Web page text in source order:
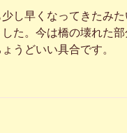
し早くなってきたみ
た。今は橋の壊れた
うどいい具合です。